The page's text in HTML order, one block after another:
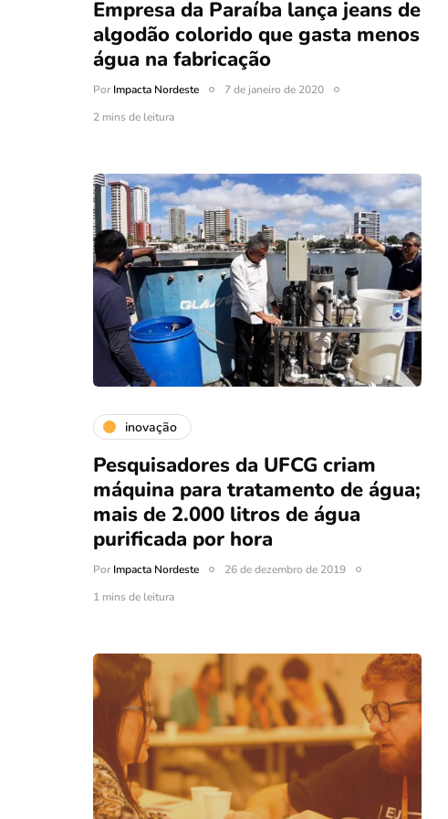
Empresa da Paraíba lança jeans de
algodão colorido que gasta menos
água na fabricação
PorImpacta Nordeste
7 de janeiro de 2020
2 mins de leitura
inovação
Pesquisadores da UFCG criam
máquina para tratamento de água;
mais de 2.000 litros de água
purificada por hora
PorImpacta Nordeste
26 de dezembro de 2019
1 mins de leitura